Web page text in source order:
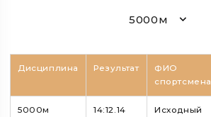
5000м
Дисциплина Результат
ФИО
спортсмена
5000м 14:12.14
Исходный